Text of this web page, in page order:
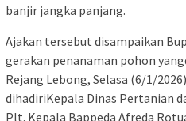
banjir jangka panjang.
Ajakan tersebut disampaikan
gerakan penanaman pohon
Rejang Lebong, Selasa (6/1/
dihadiriKepala Dinas Pertanian
Plt. Kepala Bappeda Afreda